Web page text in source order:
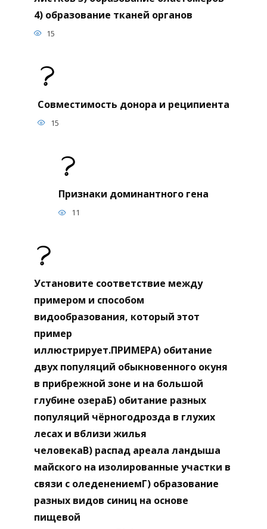
4) образование тканей органов
15
Совместимость донора и реципиента
15
Признаки доминантного гена
11
Установите соответствие между
примером и способом
видообразования, который этот
пример
иллюстрирует.ПРИМЕРА) обитание
двух популяций обыкновенного окуня
в прибрежной зоне и на большой
глубине озераБ) обитание разных
популяций чёрногодрозда в глухих
лесах и вблизи жилья
человекаВ) распад ареала ландыша
майского на изолированные участки в
связи с оледенениемГ) образование
разных видов синиц на основе
пищевой